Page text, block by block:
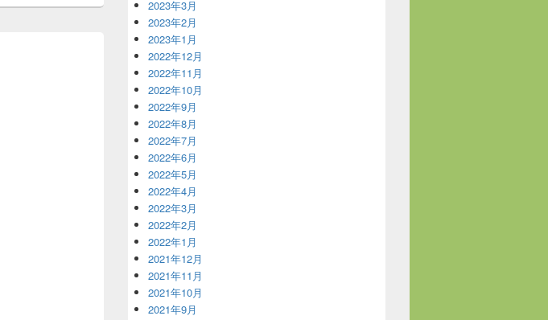
2023年3月
2023年2月
2023年1月
2022年12月
2022年11月
2022年10月
2022年9月
2022年8月
2022年7月
2022年6月
2022年5月
2022年4月
2022年3月
2022年2月
2022年1月
2021年12月
2021年11月
2021年10月
2021年9月